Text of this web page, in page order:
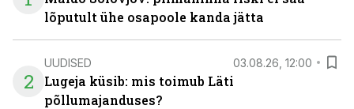
lõputult ühe osapoole kanda jätta
2
UUDISED 03.08.26, 12:00
Lugeja küsib: mis toimub Läti
põllumajanduses?